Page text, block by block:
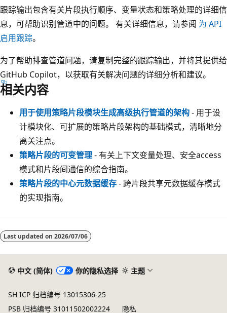
跟踪输出包含有关片段执行顺序、变量状态和策略处理的详细信
息，可帮助识别管道中的问题。 有关详细信息，请参阅 为 API
启用跟踪。
为了帮助排查管道问题，请复制完整的跟踪输出，并将其提供给
GitHub Copilot，以获取有关解决问题的详细分析和建议。
相关内容
用于使用策略片段模块生成高级执行管道的架构- 用于设
计模块化、可扩展的策略片段架构的基础模式，清晰地分
离关注点。
策略片段的可变管理- 有关上下文变量处理、安全access
模式和片段间通信的综合指南。
策略片段的中心元数据缓存- 跨片段共享元数据缓存模式
的实现指南。
Last updated on 2026/07/06
中文 (简体) 你的隐私选择 主题
SH ICP 归档编号 13015306-25
PSB 归档编号 31011502002224
隐私